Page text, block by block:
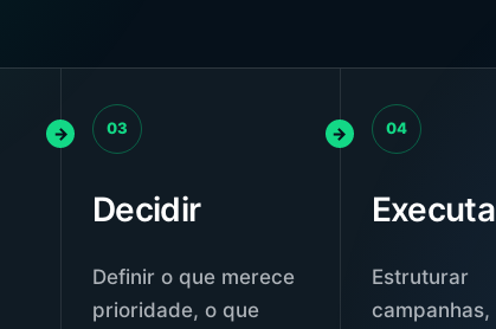
03
Decidir
Definir o que merece
prioridade, o que
04
Estruturar